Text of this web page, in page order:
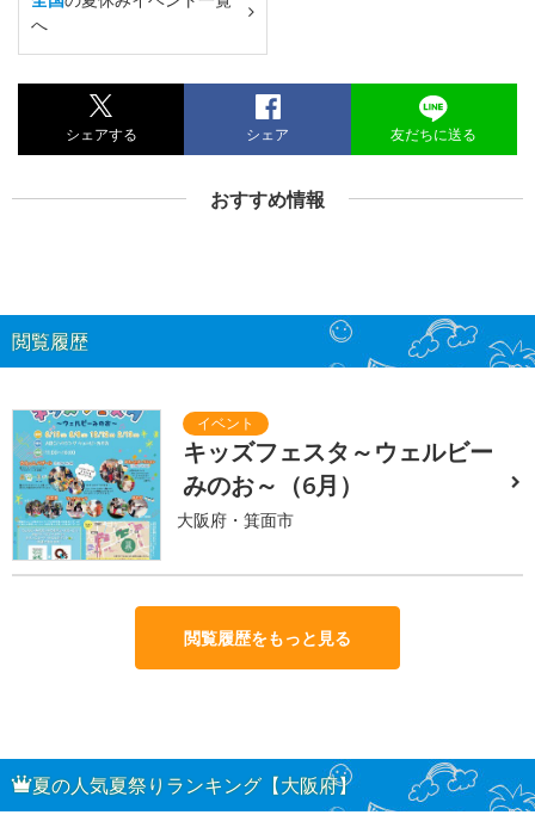
へ
シェアする シェア 友だちに送る
おすすめ情報
閲覧履歴
キッズフェスタ～ウェルビー
みのお～（6月）
大阪府・箕面市
閲覧履歴をもっと見る
夏の人気夏祭りランキング【大阪府】